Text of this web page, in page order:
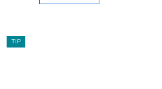
TIP